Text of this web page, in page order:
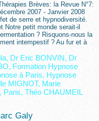
Brèves: la Revue N°7:
2007 - Janvier 2008
de serre et hypnodiversité.
Notre petit monde serait-il
? Risquons-nous la
intempestif ? Au fur et à
, Dr Eric BONVIN, Dr
, Formation Hypnose
à Paris, Hypnose
MIGNOT, Marie
, Paris, Théo CHAUMEIL
Galy